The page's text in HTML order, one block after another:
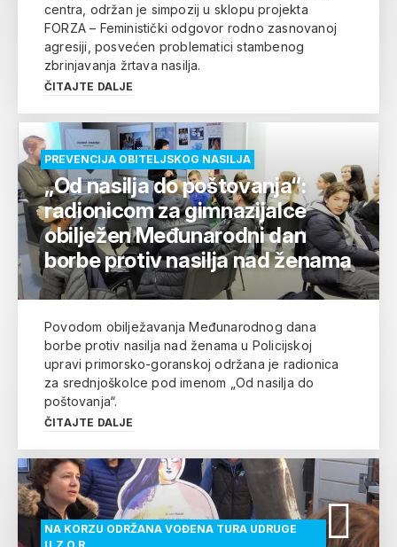
centra, održan je simpozij u sklopu projekta
FORZA – Feministički odgovor rodno zasnovanoj
agresiji, posvećen problematici stambenog
zbrinjavanja žrtava nasilja.
ČITAJTE DALJE
PREVENCIJA OBITELJSKOG NASILJA
„Od nasilja do poštovanja“:
radionicom za gimnazijalce
obilježen Međunarodni dan
borbe protiv nasilja nad ženama
Povodom obilježavanja Međunarodnog dana
borbe protiv nasilja nad ženama u Policijskoj
upravi primorsko-goranskoj održana je radionica
za srednjoškolce pod imenom „Od nasilja do
poštovanja“.
ČITAJTE DALJE
NA KORZU ODRŽANA VOĐENA TURA UDRUGE